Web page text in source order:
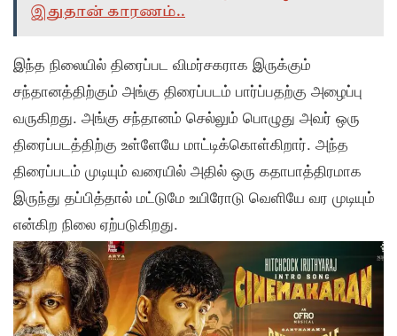
இதுதான் காரணம்..
இந்த நிலையில் திரைப்பட விமர்சகராக இருக்கும்
சந்தானத்திற்கும் அங்கு திரைப்படம் பார்ப்பதற்கு அழைப்பு
வருகிறது. அங்கு சந்தானம் செல்லும் பொழுது அவர் ஒரு
திரைப்படத்திற்கு உள்ளேயே மாட்டிக்கொள்கிறார். அந்த
திரைப்படம் முடியும் வரையில் அதில் ஒரு கதாபாத்திரமாக
இருந்து தப்பித்தால் மட்டுமே உயிரோடு வெளியே வர முடியும்
என்கிற நிலை ஏற்படுகிறது.